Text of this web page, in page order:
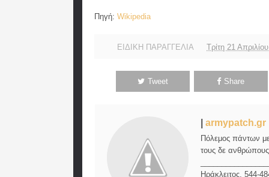
Πηγή: Wikipedia
ΕΙΔΙΚΗ ΠΑΡΑΓΓΕΛΙΑ Τρίτη 21
Tweet Share
armypatch.gr
Πόλεμος πάντων
τους δε
Ηράκλειτος, 544-